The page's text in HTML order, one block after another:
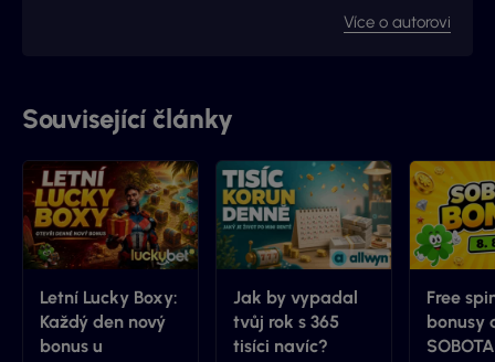
web Vyhraj.com, který jsem následně v roce 2017
prodal, avšak za podmínek, že budu moci stále
mnohem více informací.
Více o autorovi
Související články
Letní Lucky Boxy:
Každý den nový
bonus u
Jak by vypadal
tvůj rok s 365
tisíci navíc?
Free
bonusy